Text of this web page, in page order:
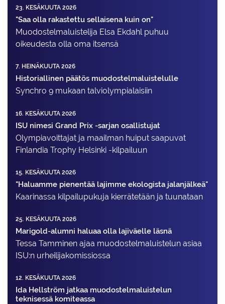
23. KESÄKUUTA 2026
"Saa olla rakastettu sellaisena kuin on"
Muodostelma­luistelija Elsa Ekdahl puhuu
oikeudesta olla oma itsensä
7. HEINÄKUUTA 2026
Historiallinen päätös muodostelmaluistelulle
Synchro 9 mukaan talviolympialaisiin
16. KESÄKUUTA 2026
ISU nimesi Grand Prix -sarjan osallistujat
Olympiavoittajat ja maailman huiput saapuvat
Finlandia Trophy Helsinki -kilpailuun
15. KESÄKUUTA 2026
"Haluamme pienentää lajimme ekologista jalanjälkeä"
Kaarinassa kilpailupukuja kierrätetään ja tuunataan
25. KESÄKUUTA 2026
Marigold-alumni haluaa olla lajiväelle läsnä
Tessa Tamminen ajaa muodostelma­luistelun asiaa
ISU:n urheilija­komissiossa
12. KESÄKUUTA 2026
Ida Hellström jatkaa muodostelmaluistelun
teknisessä komiteassa